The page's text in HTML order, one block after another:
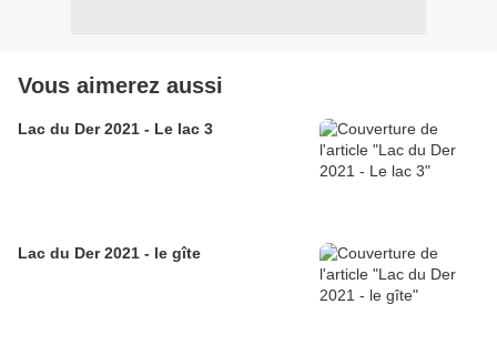
Vous aimerez aussi
Lac du Der 2021 - Le lac 3
Lac du Der 2021 - le gîte